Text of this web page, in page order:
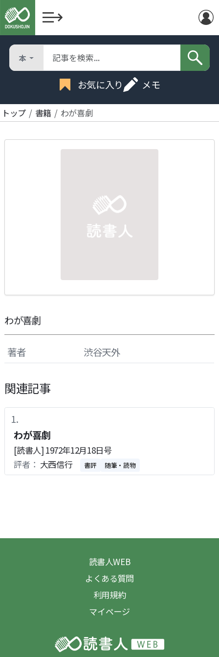
本
お気に入り メモ
トップ 書籍 わが喜劇
わが喜劇
著者 渋谷天外
関連記事
わが喜劇
[読書人] 1972年12月18日号
評者： 大西信行 書評 随筆・読物
読書人WEB
よくある質問
利用規約
マイページ